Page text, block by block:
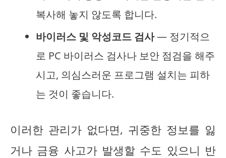
복사해 놓지 않도록 합니다.
바이러스 및 악성코드 검사— 정기적으
로 PC 바이러스 검사나 보안 점검을 해주
시고, 의심스러운 프로그램 설치는 피하
는 것이 좋습니다.
이러한 관리가 없다면, 귀중한 정보를 잃
거나 금융 사고가 발생할 수도 있으니 반